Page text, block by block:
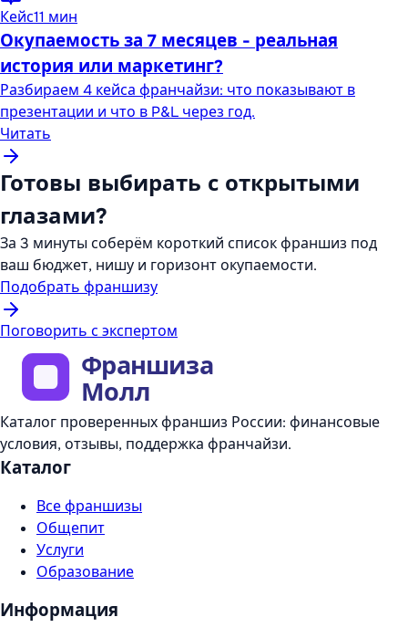
Кейс11 мин
Окупаемость за 7 месяцев - реальная
история или маркетинг?
Разбираем 4 кейса франчайзи: что показывают в
презентации и что в P&L через год.
Читать
Готовы выбирать с открытыми
глазами?
За 3 минуты соберём короткий список франшиз под
ваш бюджет, нишу и горизонт окупаемости.
Подобрать франшизу
Поговорить с экспертом
Каталог проверенных франшиз России: финансовые
условия, отзывы, поддержка франчайзи.
Каталог
Все франшизы
Общепит
Услуги
Образование
Информация